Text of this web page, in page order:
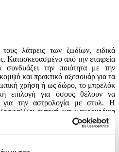
λάτρεις των ζωδίων, ειδικά
Κατασκευασμένο από την εταιρεία
την ποιότητα με την
και πρακτικό αξεσουάρ για τα
χρήση ή ως δώρο, το μπρελόκ
επιλογή για όσους θέλουν να
την αστρολογία με στυλ. Η
αντοχή και μακροχρόνια
κομμάτι για κάθε συλλογή.